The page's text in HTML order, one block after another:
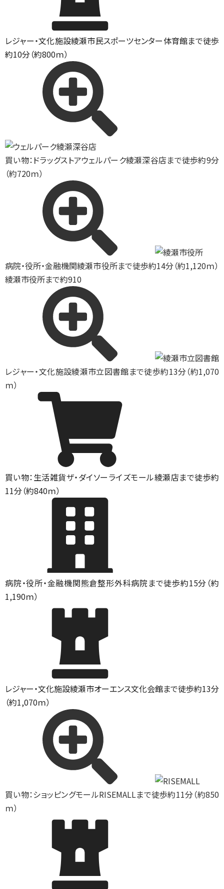
レジャー・文化施設綾瀬市民スポーツセンター体育館まで徒歩
約10分（約800ｍ）
買い物：ドラッグストアウェルパーク綾瀬深谷店まで徒歩約9分
（約720ｍ）
病院・役所・金融機関綾瀬市役所まで徒歩約14分（約1,120ｍ）
綾瀬市役所まで約910
レジャー・文化施設綾瀬市立図書館まで徒歩約13分（約1,070
ｍ）
買い物：生活雑貨ザ・ダイソーライズモール綾瀬店まで徒歩約
11分（約840ｍ）
病院・役所・金融機関熊倉整形外科病院まで徒歩約15分（約
1,190ｍ）
レジャー・文化施設綾瀬市オーエンス文化会館まで徒歩約13分
（約1,070ｍ）
買い物：ショッピングモールRISEMALLまで徒歩約11分（約850
ｍ）